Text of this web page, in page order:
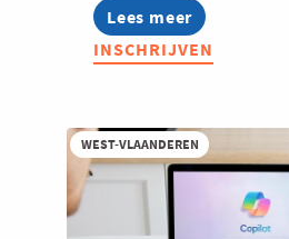
Lees meer
about
Opleiding:
Copilot
-
verdieping
INSCHRIJVEN
WEST-VLAANDEREN